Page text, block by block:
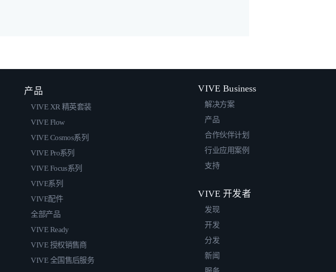
产品
VIVE XR 精英套装
VIVE Flow
VIVE Cosmos系列
VIVE Pro系列
VIVE Focus系列
VIVE系列
VIVE配件
全部产品
VIVE Ready
VIVE 授权销售商
VIVE 全国售后服务
VIVE Business
解决方案
产品
合作伙伴计划
行业应用案例
支持
VIVE 开发者
发现
开发
分发
新闻